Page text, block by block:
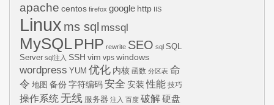
apache centos firefox google http IIS
Linux ms sql mssql
MySQLPHP rewrite SEO sql SQL
Server sql注入 SSH vim vps windows
wordpress YUM 优化 内核 函数 分区表 命
令 地图 备份 字符编码 安全 安装 性能 技巧
操作系统 无线 服务器 注入 百度 破解硬盘